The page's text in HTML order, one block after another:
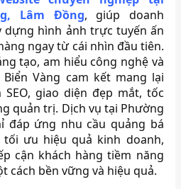
Lâm Đồng, giúp doanh
dựng hình ảnh trực tuyến ấn
ngay từ cái nhìn đầu tiên.
tạo, am hiểu công nghệ và
Vàng cam kết mang lại
giao diện đẹp mắt, tốc
quản trị. Dịch vụ tại Phường
đáp ứng nhu cầu quảng bá
ưu hiệu quả kinh doanh,
cận khách hàng tiềm năng
cách bền vững và hiệu quả.